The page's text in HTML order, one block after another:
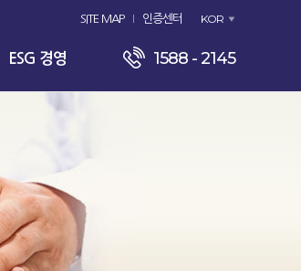
SITE MAP 인증센터 KOR
ESG 경영 1588 - 2145